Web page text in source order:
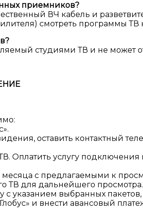
приемников?
ВЧ кабель и
смотреть программы ТВ
студиями ТВ и не может
оставить контактный
Оплатить услугу
с предлагаемыми к
ТВ для дальнейшего просмотра.
указанием выбранных пакетов,
и внести авансовый